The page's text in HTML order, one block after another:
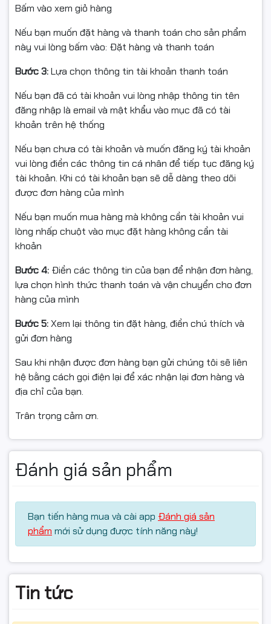
Bấm vào xem giỏ hàng
Nếu bạn muốn đặt hàng và thanh toán cho sản phẩm
này vui lòng bấm vào: Đặt hàng và thanh toán
Bước 3:Lựa chọn thông tin tài khoản thanh toán
Nếu bạn đã có tài khoản vui lòng nhập thông tin tên
đăng nhập là email và mật khẩu vào mục đã có tài
khoản trên hệ thống
Nếu bạn chưa có tài khoản và muốn đăng ký tài khoản
vui lòng điền các thông tin cá nhân để tiếp tục đăng ký
tài khoản. Khi có tài khoản bạn sẽ dễ dàng theo dõi
được đơn hàng của mình
Nếu bạn muốn mua hàng mà không cần tài khoản vui
lòng nhấp chuột vào mục đặt hàng không cần tài
khoản
Bước 4: Điền các thông tin của bạn để nhận đơn hàng,
lựa chọn hình thức thanh toán và vận chuyển cho đơn
hàng của mình
Bước 5:Xem lại thông tin đặt hàng, điền chú thích và
gửi đơn hàng
Sau khi nhận được đơn hàng bạn gửi chúng tôi sẽ liên
hệ bằng cách gọi điện lại để xác nhận lại đơn hàng và
địa chỉ của bạn.
Trân trọng cảm ơn.
Đánh giá sản phẩm
Bạn tiến hàng mua và cài app Đánh giá sản
phẩm mới sử dụng được tính năng này!
Tin tức